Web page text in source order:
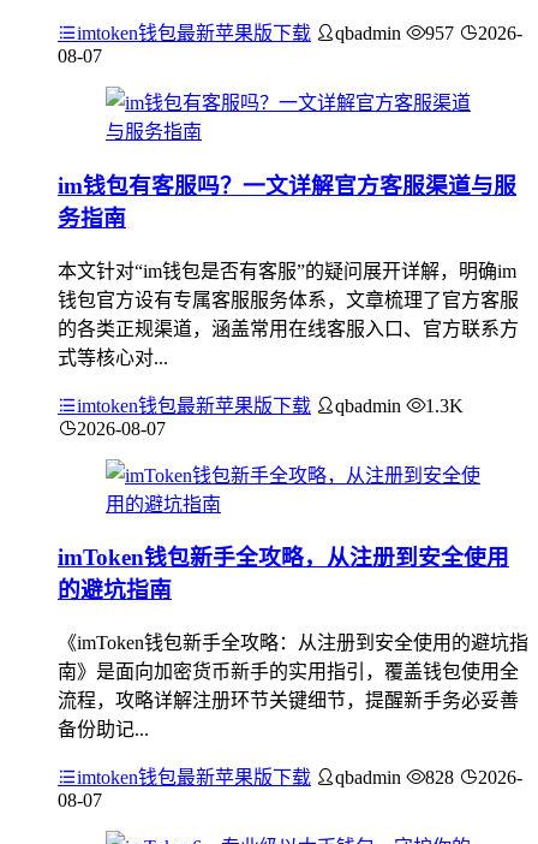
imtoken钱包最新苹果版下载 qbadmin 957
2026-
08-07
im钱包有客服吗？一文详解官方客服渠道与服
务指南
本文针对“im钱包是否有客服”的疑问展开详解，明确im
钱包官方设有专属客服服务体系，文章梳理了官方客服
的各类正规渠道，涵盖常用在线客服入口、官方联系方
式等核心对...
imtoken钱包最新苹果版下载 qbadmin
1.3K
2026-08-07
imToken钱包新手全攻略，从注册到安全使用
的避坑指南
《imToken钱包新手全攻略：从注册到安全使用的避坑指
南》是面向加密货币新手的实用指引，覆盖钱包使用全
流程，攻略详解注册环节关键细节，提醒新手务必妥善
备份助记...
imtoken钱包最新苹果版下载 qbadmin 828
2026-
08-07